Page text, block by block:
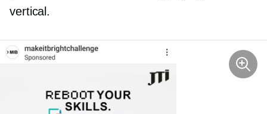
vertical.